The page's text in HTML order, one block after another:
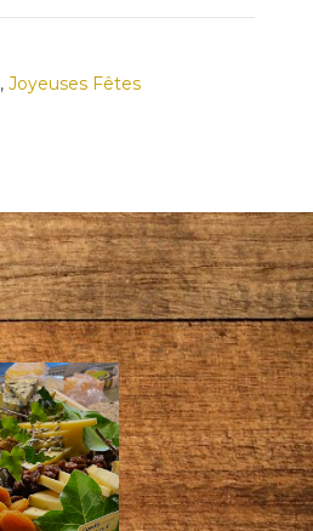
, Joyeuses Fêtes